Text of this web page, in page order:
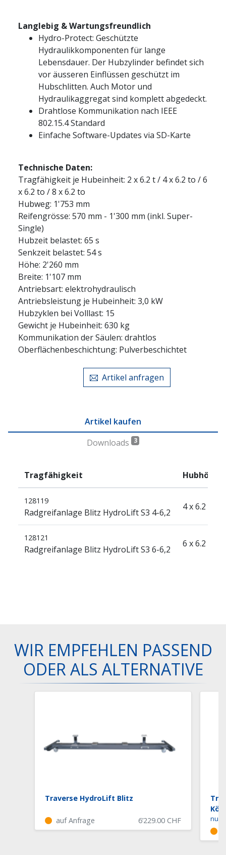
Langlebig & Wartungsfreundlich
Hydro-Protect: Geschützte
Hydraulikkomponenten für lange
Lebensdauer. Der Hubzylinder befindet sich
vor äusseren Einflüssen geschützt im
Hubschlitten. Auch Motor und
Hydraulikaggregat sind komplett abgedeckt.
Drahtlose Kommunikation nach IEEE
802.15.4 Standard
Einfache Software-Updates via SD-Karte
Technische Daten:
Tragfähigkeit je Hubeinheit: 2 x 6.2 t / 4 x 6.2 to / 6
x 6.2 to / 8 x 6.2 to
Hubweg: 1'753 mm
Reifengrösse: 570 mm - 1'300 mm (inkl. Super-
Single)
Hubzeit belastet: 65 s
Senkzeit belastet: 54 s
Höhe: 2'260 mm
Breite: 1'107 mm
Antriebsart: elektrohydraulisch
Antriebsleistung je Hubeinheit: 3,0 kW
Hubzyklen bei Volllast: 15
Gewicht je Hubeinheit: 630 kg
Kommunikation der Säulen: drahtlos
Oberflächenbeschichtung: Pulverbeschichtet
Artikel anfragen
Artikel kaufen
Downloads
3
Tragfähigkeit Hubhöhe
128119
Radgreifanlage Blitz HydroLift S3 4-6,2
4 x 6.2 to
128121
Radgreifanlage Blitz HydroLift S3 6-6,2
6 x 6.2 to
WIR EMPFEHLEN PASSEND
ODER ALS ALTERNATIVE
Traverse HydroLift Blitz
auf Anfrage 6’229.00 CHF